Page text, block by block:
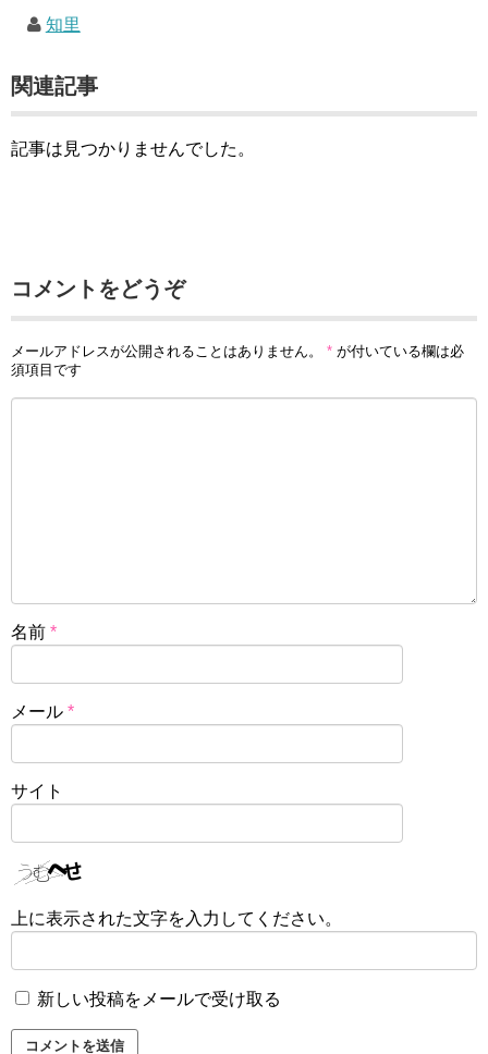
知里
関連記事
記事は見つかりませんでした。
コメントをどうぞ
メールアドレスが公開されることはありません。 * が付いている欄は必
須項目です
名前 *
メール *
サイト
上に表示された文字を入力してください。
新しい投稿をメールで受け取る